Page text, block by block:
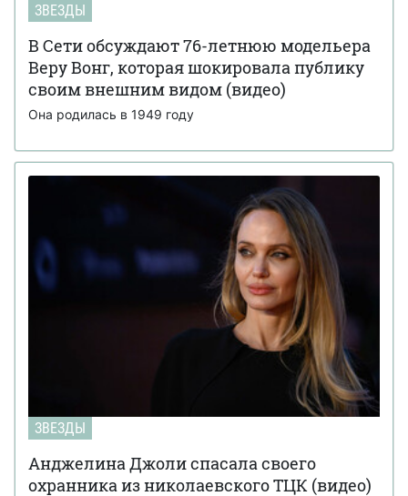
ЗВЕЗДЫ
В Сети обсуждают 76-летнюю модельера
Веру Вонг, которая шокировала публику
своим внешним видом (видео)
Она родилась в 1949 году
ЗВЕЗДЫ
Анджелина Джоли спасала своего
охранника из николаевского ТЦК (видео)